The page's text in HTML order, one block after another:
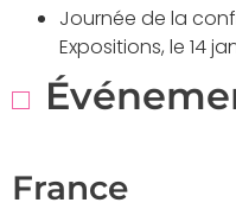
Journée de la
Expositions, le 14
France